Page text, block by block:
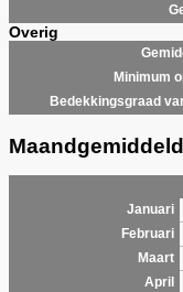
Overig
Minimum
Bedekkingsgraad
Januari
Februari
Maart
April